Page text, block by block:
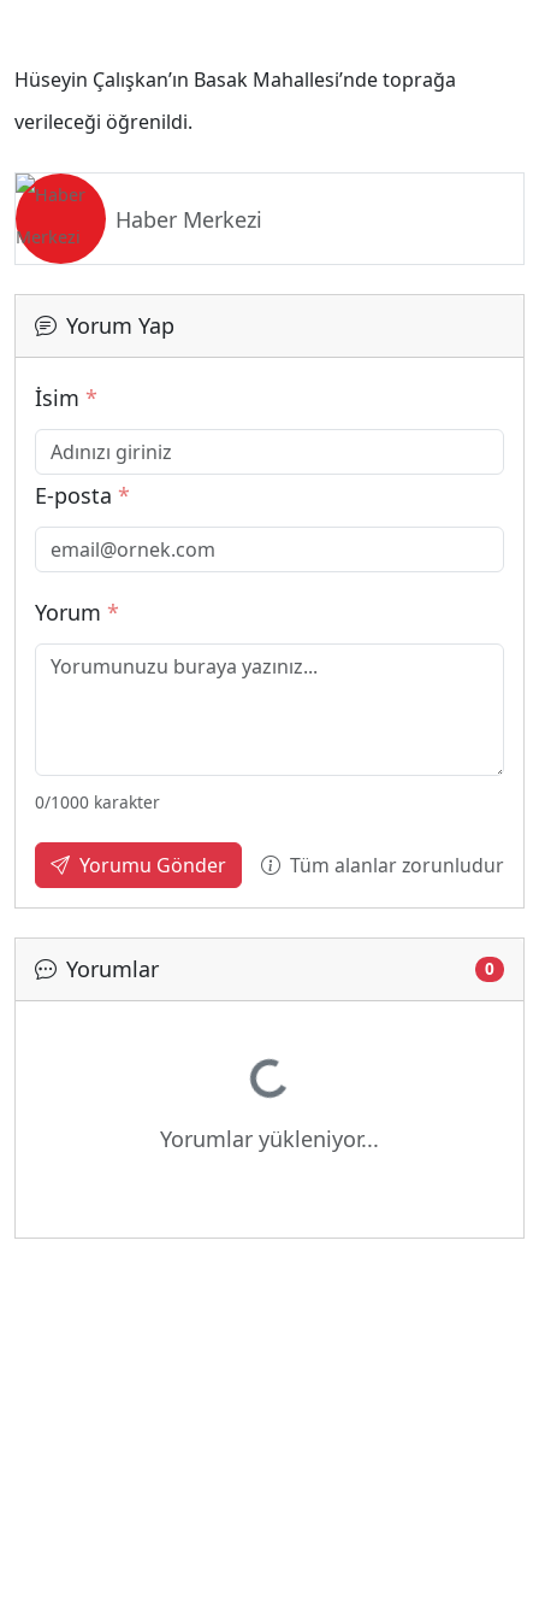
Hüseyin Çalışkan’ın Basak Mahallesi’nde toprağa
verileceği öğrenildi.
Haber Merkezi
Yorum Yap
İsim *
E-posta *
Yorum *
0/1000 karakter
Yorumu Gönder Tüm alanlar zorunludur
Yorumlar 0
Yükleniyor...
Yorumlar yükleniyor...